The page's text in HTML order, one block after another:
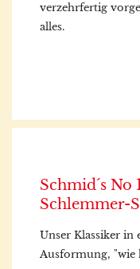
verzehrfertig
alles.
Schmid´s No
Schlemmer-
Unser Klassiker in
Ausformung, "wie